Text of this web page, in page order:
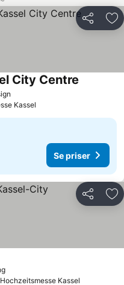
Del
City Centre
Kassel
Se priser
Del
Kassel